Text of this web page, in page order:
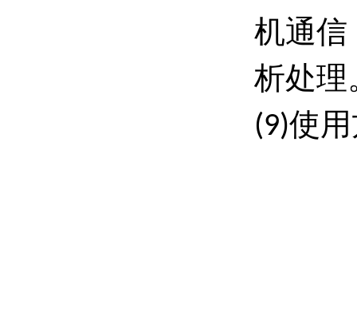
机通信
析处理
(9)使